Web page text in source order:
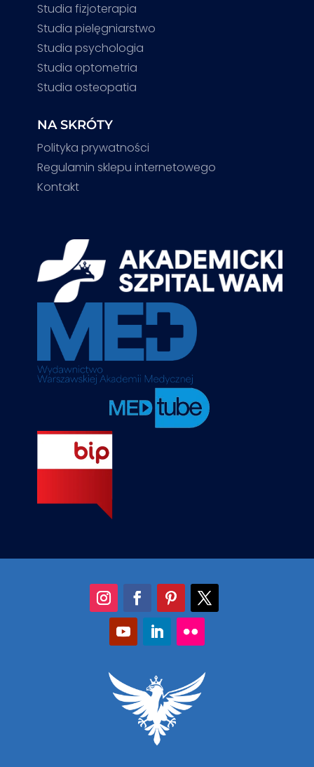
Studia fizjoterapia
Studia pielęgniarstwo
Studia psychologia
Studia optometria
Studia osteopatia
NA SKRÓTY
Polityka prywatności
Regulamin sklepu internetowego
Kontakt